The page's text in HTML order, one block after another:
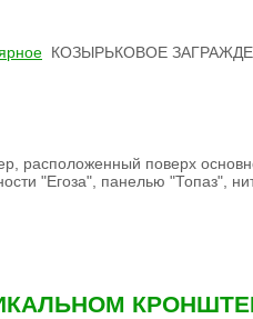
КОЗЫРЬКОВОЕ
расположенный поверх
"Егоза", панелью "Топаз",